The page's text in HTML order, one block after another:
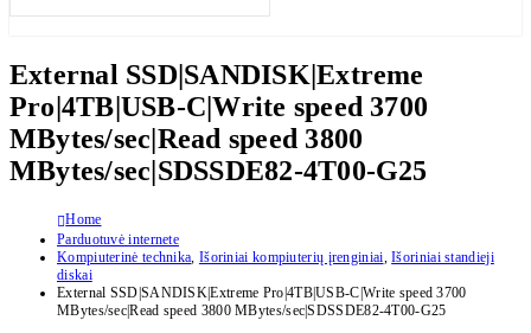
External SSD|SANDISK|Extreme
Pro|4TB|USB-C|Write speed 3700
MBytes/sec|Read speed 3800
MBytes/sec|SDSSDE82-4T00-G25
Home
Parduotuvė internete
Kompiuterinė technika, Išoriniai kompiuterių įrenginiai,Išoriniai standieji
diskai
External SSD|SANDISK|Extreme Pro|4TB|USB-C|Write speed 3700
MBytes/sec|Read speed 3800 MBytes/sec|SDSSDE82-4T00-G25